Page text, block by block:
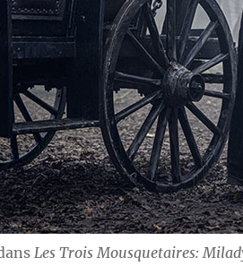
Les Trois Mousquetaires: